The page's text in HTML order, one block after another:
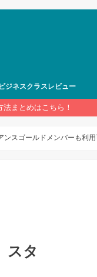
ビジネスクラスレビュー
まとめはこちら！
スゴールドメンバーも利用
スタ